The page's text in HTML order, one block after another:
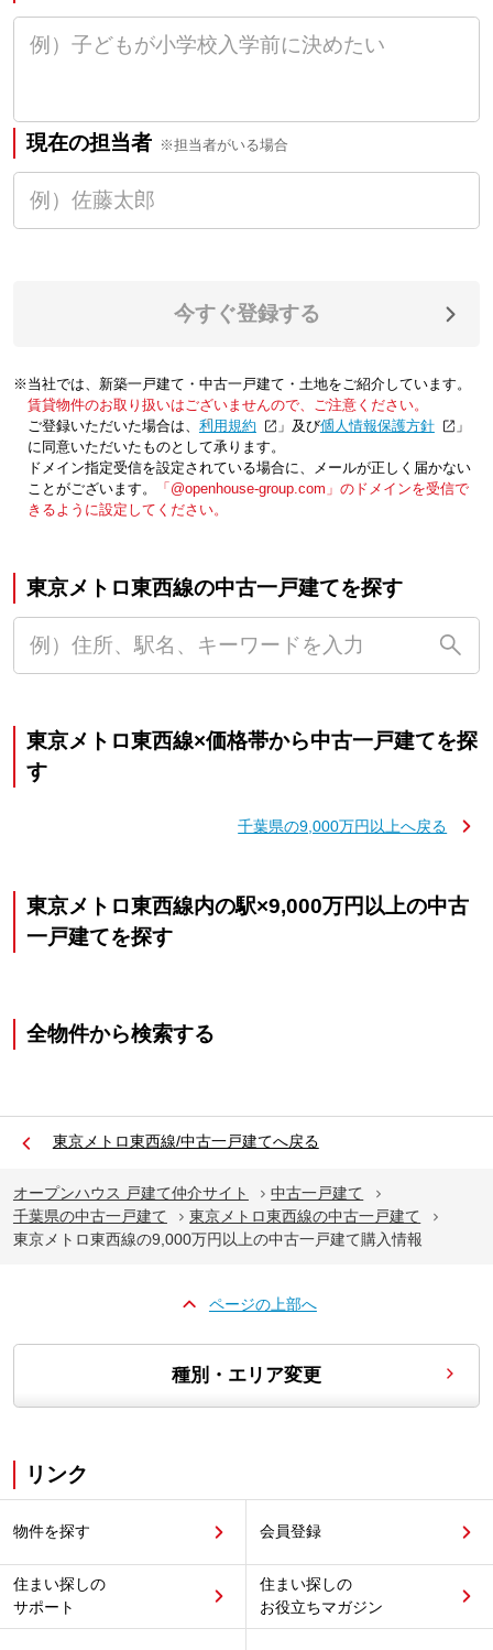
現在の担当者 ※担当者がいる場合
今すぐ登録する
※当社では、新築一戸建て・中古一戸建て・土地をご紹介しています。
賃貸物件のお取り扱いはございませんので、ご注意ください。
ご登録いただいた場合は、「利用規約 」及び「個人情報保護方針
」
に同意いただいたものとして承ります。
ドメイン指定受信を設定されている場合に、メールが正しく届かない
ことがございます。
「@openhouse-group.com」のドメインを受信で
きるように設定してください。
東京メトロ東西線の中古一戸建てを探す
東京メトロ東西線×価格帯から中古一戸建てを探
す
千葉県の9,000万円以上へ戻る
東京メトロ東西線内の駅×9,000万円以上の中古
一戸建てを探す
全物件から検索する
東京メトロ東西線/中古一戸建てへ戻る
オープンハウス 戸建て仲介サイト
中古一戸建て
千葉県の中古一戸建て
東京メトロ東西線の中古一戸建て
東京メトロ東西線の9,000万円以上の中古一戸建て購入情報
ページの上部へ
種別・エリア変更
リンク
物件を探す 会員登録
住まい探しの
サポート
住まい探しの
お役立ちマガジン